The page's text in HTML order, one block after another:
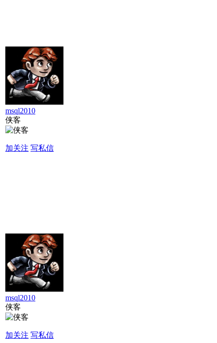
msql2010
侠客
加关注 写私信
msql2010
侠客
加关注 写私信